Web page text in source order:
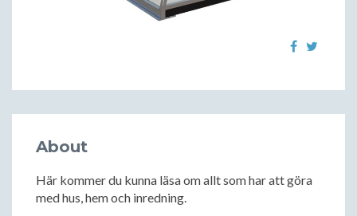
About
Här kommer du kunna läsa om allt som har att göra
med hus, hem och inredning.